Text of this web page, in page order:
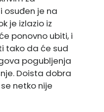
osuđen je na
je izlazio iz
ponovno ubiti, i
tako da će sud
pogubljenja
Doista dobra
netko nije